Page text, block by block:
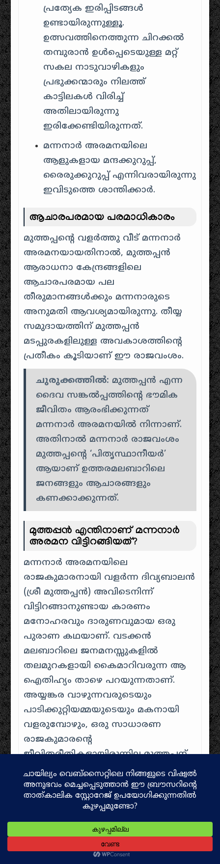
പ്രത്യേക ഇരിപ്പിടങ്ങൾ
ഉണ്ടായിരുന്നുള്ളൂ.
ഉത്സവത്തിനെത്തുന്ന ചിറക്കൽ
തമ്പുരാൻ ഉൾപ്പെടെയുള്ള മറ്റ്
സകല നാടുവാഴികളും
പ്രഭുക്കന്മാരും നിലത്ത്
കാട്ടിലകൾ വിരിച്ച്
അതിലായിരുന്നു
ഇരിക്കേണ്ടിയിരുന്നത്.
മന്നനാർ അരമനയിലെ
ആളുകളായ മന്ദക്കുറുപ്പ്,
രൈരുക്കുറുപ്പ് എന്നിവരായിരുന്നു
ഇവിടുത്തെ ശാന്തിക്കാർ.
ആചാരപരമായ പരമാധികാരം
മുത്തപ്പന്റെ വളർത്തു വീട് മന്നനാർ
അരമനയായതിനാൽ, മുത്തപ്പൻ
ആരാധനാ കേന്ദ്രങ്ങളിലെ
ആചാരപരമായ പല
തീരുമാനങ്ങൾക്കും മന്നനാരുടെ
അനുമതി ആവശ്യമായിരുന്നു. തീയ്യ
സമുദായത്തിന് മുത്തപ്പൻ
മടപ്പുരകളിലുള്ള അവകാശത്തിന്റെ
പ്രതീകം കൂടിയാണ് ഈ രാജവംശം.
ചുരുക്കത്തിൽ: മുത്തപ്പൻ എന്ന
ദൈവ സങ്കൽപ്പത്തിന്റെ ഭൗമിക
ജീവിതം ആരംഭിക്കുന്നത്
മന്നനാർ അരമനയിൽ നിന്നാണ്.
അതിനാൽ മന്നനാർ രാജവംശം
മുത്തപ്പന്റെ ‘പിതൃസ്ഥാനീയർ’
ആയാണ് ഉത്തരമലബാറിലെ
ജനങ്ങളും ആചാരങ്ങളും
കണക്കാക്കുന്നത്.
മുത്തപ്പൻ എന്തിനാണ് മന്നനാർ
അരമന വിട്ടിറങ്ങിയത്?
മന്നനാർ അരമനയിലെ
രാജകുമാരനായി വളർന്ന ദിവ്യബാലൻ
(ശ്രീ മുത്തപ്പൻ) അവിടെനിന്ന്
വിട്ടിറങ്ങാനുണ്ടായ കാരണം
മനോഹരവും ദാരുണവുമായ ഒരു
പുരാണ കഥയാണ്. വടക്കൻ
മലബാറിലെ ജനമനസ്സുകളിൽ
തലമുറകളായി കൈമാറിവരുന്ന ആ
ഐതിഹ്യം താഴെ പറയുന്നതാണ്.
അയ്യങ്കര വാഴുന്നവരുടെയും
പാടിക്കുറ്റിയമ്മയുടെയും മകനായി
വളരുമ്പോഴും, ഒരു സാധാരണ
രാജകുമാരന്റെ
ജീവിതരീതികളായിരുന്നില്ല മുത്തപ്പന്
ഉണ്ടായിരുന്നത്. കൊട്ടാരത്തിലെ
ആഡംബരങ്ങളേക്കാൾ
സാധാരണക്കാരായ
വേട്ടക്കാരുടെയും ദരിദ്രരുടെയും
കൂടെ സമയം ചിലവഴിക്കാനാണ് ആ
ബാലൻ ഇഷ്ടപ്പെട്ടത്.